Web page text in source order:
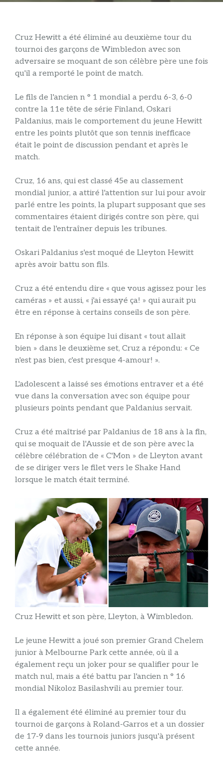
Cruz Hewitt a été éliminé au deuxième tour du
tournoi des garçons de Wimbledon avec son
adversaire se moquant de son célèbre père une fois
qu'il a remporté le point de match.
Le fils de l'ancien n ° 1 mondial a perdu 6-3, 6-0
contre la 11e tête de série Finland, Oskari
Paldanius, mais le comportement du jeune Hewitt
entre les points plutôt que son tennis inefficace
était le point de discussion pendant et après le
match.
Cruz, 16 ans, qui est classé 45e au classement
mondial junior, a attiré l'attention sur lui pour avoir
parlé entre les points, la plupart supposant que ses
commentaires étaient dirigés contre son père, qui
tentait de l'entraîner depuis les tribunes.
Oskari Paldanius s'est moqué de Lleyton Hewitt
après avoir battu son fils.
Cruz a été entendu dire « que vous agissez pour les
caméras » et aussi, « j'ai essayé ça! » qui aurait pu
être en réponse à certains conseils de son père.
En réponse à son équipe lui disant « tout allait
bien » dans le deuxième set, Cruz a répondu: « Ce
n'est pas bien, c'est presque 4-amour! ».
L'adolescent a laissé ses émotions entraver et a été
vue dans la conversation avec son équipe pour
plusieurs points pendant que Paldanius servait.
Cruz a été maîtrisé par Paldanius de 18 ans à la fin,
qui se moquait de l'Aussie et de son père avec la
célèbre célébration de « C'Mon » de Lleyton avant
de se diriger vers le filet vers le Shake Hand
lorsque le match était terminé.
Cruz Hewitt et son père, Lleyton, à Wimbledon.
Le jeune Hewitt a joué son premier Grand Chelem
junior à Melbourne Park cette année, où il a
également reçu un joker pour se qualifier pour le
match nul, mais a été battu par l'ancien n ° 16
mondial Nikoloz Basilashvili au premier tour.
Il a également été éliminé au premier tour du
tournoi de garçons à Roland-Garros et a un dossier
de 17-9 dans les tournois juniors jusqu'à présent
cette année.